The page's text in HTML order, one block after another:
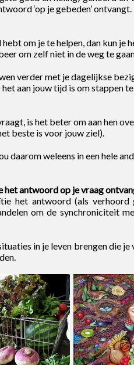
‘op je gebeden’ ontvangt.
om je te helpen, dan kun je
om zelf niet in de weg te
verder met je dagelijkse
aan jouw tijd is om stappen
is het beter om aan hen
beste is voor jouw ziel).
daarom weleens in een hele
het antwoord op je vraag
het antwoord (als verhoord
om de synchroniciteit
in je leven brengen die